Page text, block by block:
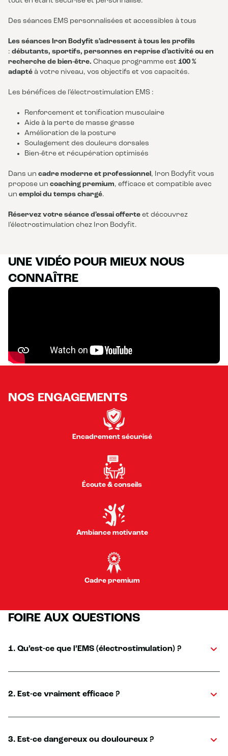
Des séances EMS personnalisées et accessibles à tous
Les séances Iron Bodyfit s’adressent à tous les profils
: débutants, sportifs, personnes en reprise d’activité ou en
recherche de bien-être. Chaque programme est 100 %
adapté à votre niveau, vos objectifs et vos capacités.
Les bénéfices de l’électrostimulation EMS :
Renforcement et tonification musculaire
Aide à la perte de masse grasse
Amélioration de la posture
Soulagement des douleurs dorsales
Bien-être et récupération optimisés
Dans un cadre moderne et professionnel , Iron Bodyfit vous
propose un coaching premium, efficace et compatible avec
un emploi du temps chargé.
Réservez votre séance d’essai offerte et découvrez
l’électrostimulation chez Iron Bodyfit.
UNE VIDÉO POUR MIEUX NOUS
CONNAÎTRE
NOS ENGAGEMENTS
Encadrement sécurisé
Écoute & conseils
Ambiance motivante
Cadre premium
FOIRE AUX QUESTIONS
1. Qu’est-ce que l’EMS (électrostimulation) ?
2. Est-ce vraiment efficace ?
3. Est-ce dangereux ou douloureux ?